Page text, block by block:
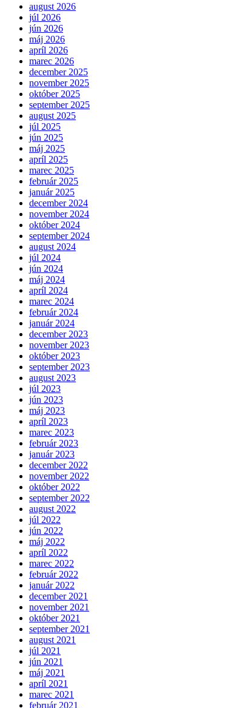
august 2026
júl 2026
jún 2026
máj 2026
apríl 2026
marec 2026
december 2025
november 2025
október 2025
september 2025
august 2025
júl 2025
jún 2025
máj 2025
apríl 2025
marec 2025
február 2025
január 2025
december 2024
november 2024
október 2024
september 2024
august 2024
júl 2024
jún 2024
máj 2024
apríl 2024
marec 2024
február 2024
január 2024
december 2023
november 2023
október 2023
september 2023
august 2023
júl 2023
jún 2023
máj 2023
apríl 2023
marec 2023
február 2023
január 2023
december 2022
november 2022
október 2022
september 2022
august 2022
júl 2022
jún 2022
máj 2022
apríl 2022
marec 2022
február 2022
január 2022
december 2021
november 2021
október 2021
september 2021
august 2021
júl 2021
jún 2021
máj 2021
apríl 2021
marec 2021
február 2021